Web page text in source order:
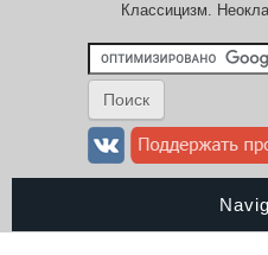
Классицизм.